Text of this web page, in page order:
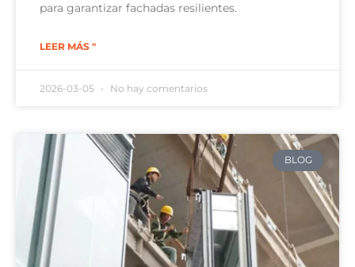
para garantizar fachadas resilientes.
LEER MÁS "
2026-03-05 No hay comentarios
BLOG